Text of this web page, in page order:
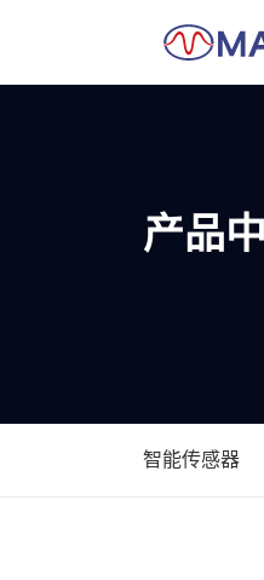
产品
智能传感器